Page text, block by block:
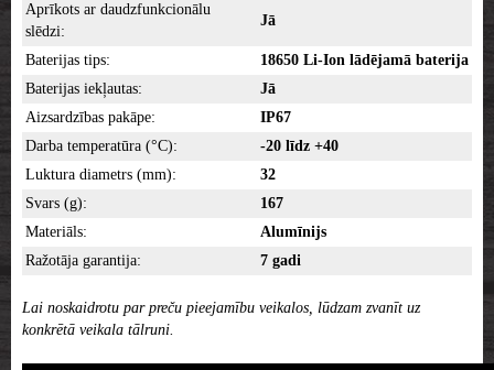
Aprīkots ar daudzfunkcionālu
slēdzi:
Jā
Baterijas tips:
18650 Li-Ion lādējamā baterija
Baterijas iekļautas:
Jā
Aizsardzības pakāpe:
IP67
Darba temperatūra (°C):
-20 līdz +40
Luktura diametrs (mm):
32
Svars (g):
167
Materiāls:
Alumīnijs
Ražotāja garantija:
7 gadi
Lai noskaidrotu par preču pieejamību veikalos, lūdzam zvanīt uz
konkrētā veikala tālruni.